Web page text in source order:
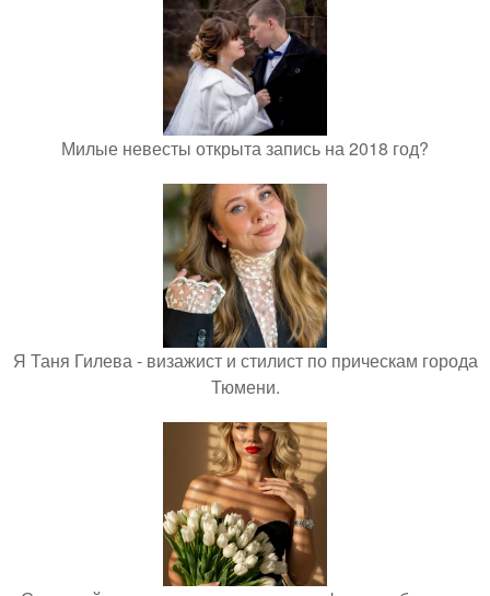
Милые невесты открыта запись на 2018 год?
Я Таня Гилева - визажист и стилист по прическам города
Тюмени.